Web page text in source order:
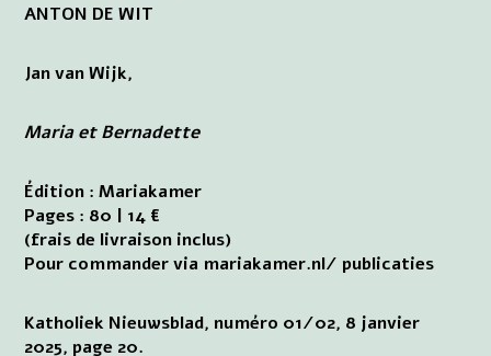
ANTON DE WIT
Jan van Wijk,
Maria et Bernadette
Édition : Mariakamer
Pages : 80 | 14 €
(frais de livraison inclus)
Pour commander via mariakamer.nl/ publicaties
Katholiek Nieuwsblad, numéro 01/02, 8 janvier
2025, page 20.